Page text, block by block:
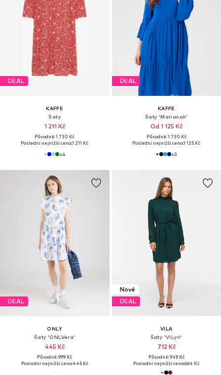
DEAL
KAFFE
Šaty
1 211 Kč
Původně: 1 730 Kč
Poslední nejnižší cena:1 211 Kč
+4
DEAL
KAFFE
Šaty 'Marianah'
Od 1 125 Kč
Původně: 1 730 Kč
Poslední nejnižší cena:1 125 Kč
+3
DEAL
ONLY
Šaty 'ONLVera'
445 Kč
Původně: 999 Kč
Poslední nejnižší cena:445 Kč
Nové
DEAL
VILA
Šaty 'VILyri'
712 Kč
Původně: 949 Kč
Poslední nejnižší cena:664 Kč